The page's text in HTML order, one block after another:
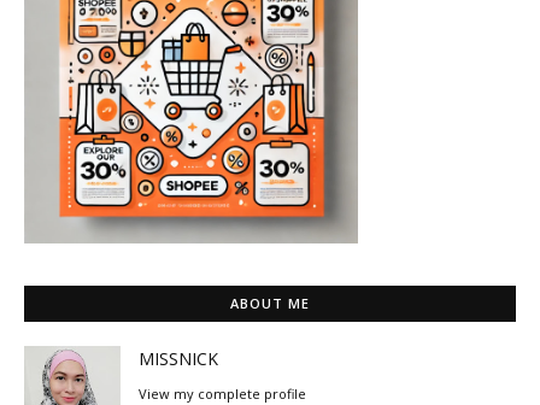
ABOUT ME
MISSNICK
View my complete profile